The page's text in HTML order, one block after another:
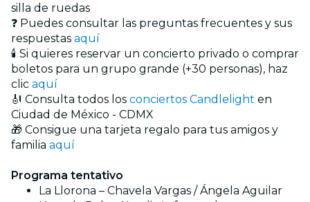
silla de ruedas
❓ Puedes consultar las preguntas frecuentes y sus
respuestas aquí
🕯️ Si quieres reservar un concierto privado o comprar
boletos para un grupo grande (+30 personas), haz
clic aquí
🎻 Consulta todos los conciertos Candlelight en
Ciudad de México - CDMX
🎁 Consigue una tarjeta regalo para tus amigos y
familia aquí
Programa tentativo
La Llorona – Chavela Vargas / Ángela Aguilar